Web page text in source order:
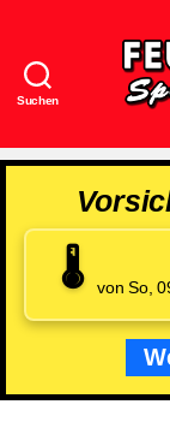
Suchen
🌡️ von So,